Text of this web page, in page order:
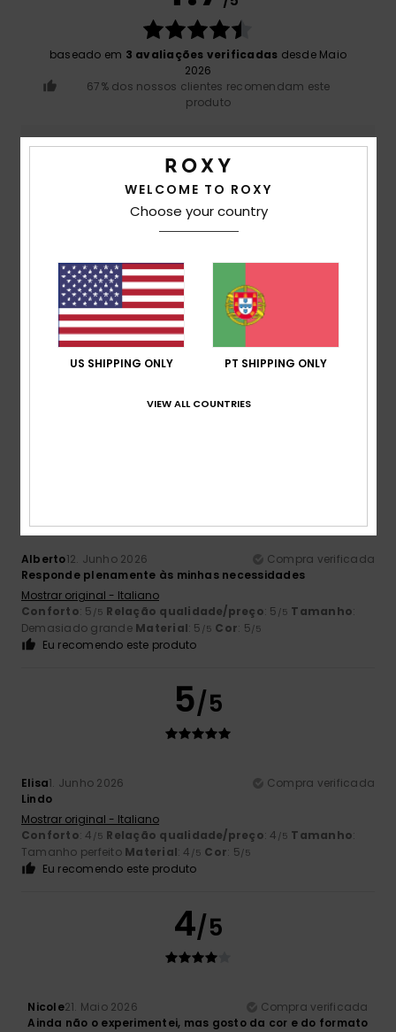
baseado em 3 avaliações verificadas desde Maio
2026
67% dos nossos clientes recomendam este
produto
Conforto
4.5
Relação qualidade/preço
4.5
Tamanho
Muito pequenoDemasiado grande
Material
Alberto12. Junho 2026
Compra verificada
Responde plenamente às minhas necessidades
Mostrar original - Italiano
Conforto: 5 /5 Relação qualidade/preço: 5 /5 Tamanho:
Demasiado grande Material: 5 /5 Cor: 5/5
Eu recomendo este produto
5/5
Elisa1. Junho 2026
Compra verificada
Lindo
Mostrar original - Italiano
Conforto: 4 /5 Relação qualidade/preço: 4 /5 Tamanho:
Tamanho perfeito Material: 4 /5 Cor: 5/5
Eu recomendo este produto
4/5
Nicole21. Maio 2026
Compra verificada
Ainda não o experimentei, mas gosto da cor e do formato
WELCOME TO ROXY
Choose your country
US SHIPPING ONLY PT SHIPPING ONLY
VIEW ALL COUNTRIES